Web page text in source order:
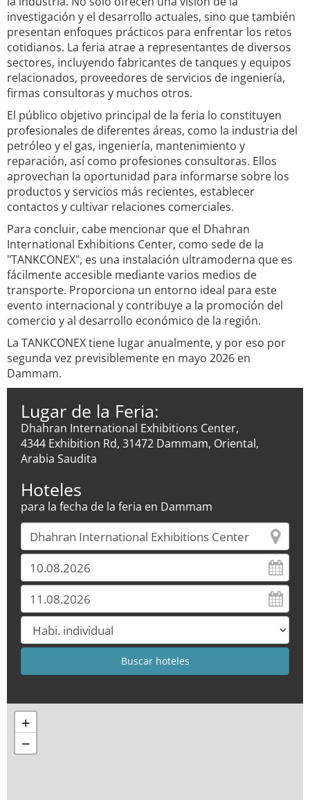
investigación y el desarrollo actuales, sino que también
presentan enfoques prácticos para enfrentar los retos
cotidianos. La feria atrae a representantes de diversos
sectores, incluyendo fabricantes de tanques y equipos
relacionados, proveedores de servicios de ingeniería,
firmas consultoras y muchos otros.
El público objetivo principal de la feria lo constituyen
profesionales de diferentes áreas, como la industria del
petróleo y el gas, ingeniería, mantenimiento y
reparación, así como profesiones consultoras. Ellos
aprovechan la oportunidad para informarse sobre los
productos y servicios más recientes, establecer
contactos y cultivar relaciones comerciales.
Para concluir, cabe mencionar que el Dhahran
International Exhibitions Center, como sede de la
"TANKCONEX", es una instalación ultramoderna que es
fácilmente accesible mediante varios medios de
transporte. Proporciona un entorno ideal para este
evento internacional y contribuye a la promoción del
comercio y al desarrollo económico de la región.
La TANKCONEX tiene lugar anualmente, y por eso por
segunda vez previsiblemente en mayo 2026 en
Dammam.
Lugar de la Feria:
Dhahran International Exhibitions Center,
4344 Exhibition Rd, 31472 Dammam, Oriental,
Arabia Saudita
Hoteles
para la fecha de la feria en Dammam
+
−